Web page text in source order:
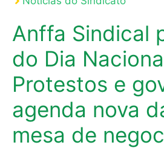
Anffa Sindical
do Dia
Protestos e
agenda nova
mesa de